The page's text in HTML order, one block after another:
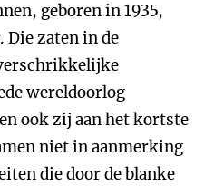
geboren in 1935,
Die zaten in de
wereldoorlog
ook zij aan het kortste
niet in aanmerking
die door de blanke